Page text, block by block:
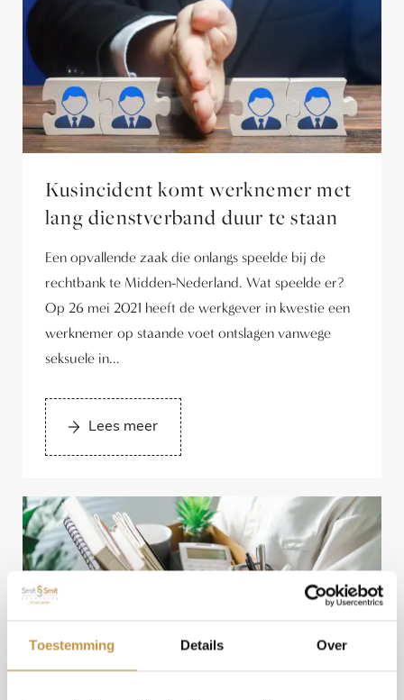
Toestemming Details Over
Skip
Kusincident komt werknemer met
lang dienstverband duur te staan
Een opvallende zaak die onlangs speelde bij de
rechtbank te Midden-Nederland. Wat speelde er?
Op 26 mei 2021 heeft de werkgever in kwestie een
werknemer op staande voet ontslagen vanwege
seksuele in...
Lees meer